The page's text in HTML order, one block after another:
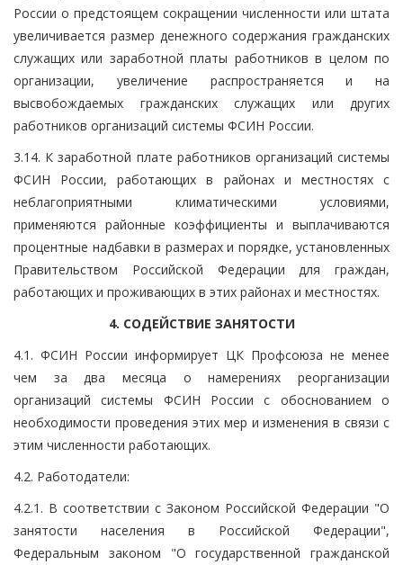
России о предстоящем сокращении численности или штата
увеличивается размер денежного содержания гражданских
служащих или заработной платы работников в целом по
организации, увеличение распространяется и на
высвобождаемых гражданских служащих или других
работников организаций системы ФСИН России.
3.14. К заработной плате работников организаций системы
ФСИН России, работающих в районах и местностях с
неблагоприятными климатическими условиями,
применяются районные коэффициенты и выплачиваются
процентные надбавки в размерах и порядке, установленных
Правительством Российской Федерации для граждан,
работающих и проживающих в этих районах и местностях.
4. СОДЕЙСТВИЕ ЗАНЯТОСТИ
4.1. ФСИН России информирует ЦК Профсоюза не менее
чем за два месяца о намерениях реорганизации
организаций системы ФСИН России с обоснованием о
необходимости проведения этих мер и изменения в связи с
этим численности работающих.
4.2. Работодатели:
4.2.1. В соответствии с Законом Российской Федерации "О
занятости населения в Российской Федерации",
Федеральным законом "О государственной гражданской